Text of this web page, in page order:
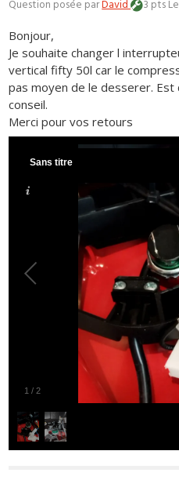
Question posée parDavid 3 pts
Bonjour,
Je souhaite changer l
vertical fifty 50l car le
pas moyen de le desserer. Est
conseil.
Merci pour vos retours
1 /2
Sans titre